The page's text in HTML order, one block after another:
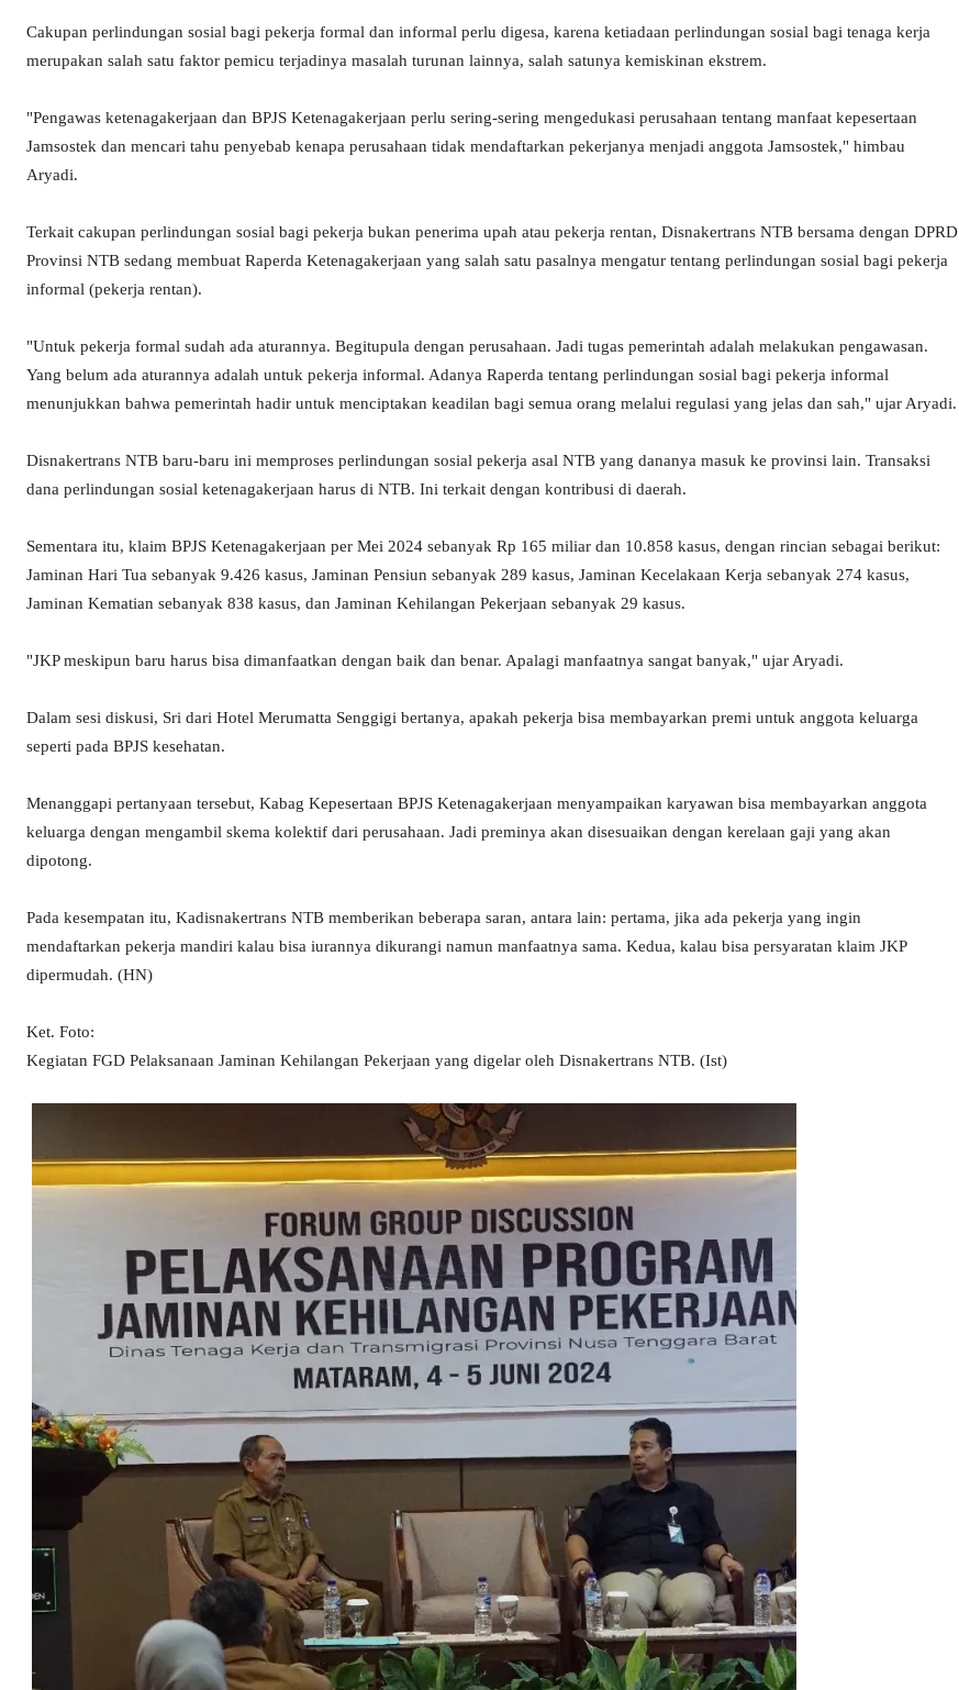
Cakupan perlindungan sosial bagi pekerja formal dan informal perlu digesa, karena ketiadaan perlindungan sosial bagi tenaga kerja
merupakan salah satu faktor pemicu terjadinya masalah turunan lainnya, salah satunya kemiskinan ekstrem.
"Pengawas ketenagakerjaan dan BPJS Ketenagakerjaan perlu sering-sering mengedukasi perusahaan tentang manfaat kepesertaan
Jamsostek dan mencari tahu penyebab kenapa perusahaan tidak mendaftarkan pekerjanya menjadi anggota Jamsostek," himbau
Aryadi.
Terkait cakupan perlindungan sosial bagi pekerja bukan penerima upah atau pekerja rentan, Disnakertrans NTB bersama dengan DPRD
Provinsi NTB sedang membuat Raperda Ketenagakerjaan yang salah satu pasalnya mengatur tentang perlindungan sosial bagi pekerja
informal (pekerja rentan).
"Untuk pekerja formal sudah ada aturannya. Begitupula dengan perusahaan. Jadi tugas pemerintah adalah melakukan pengawasan.
Yang belum ada aturannya adalah untuk pekerja informal. Adanya Raperda tentang perlindungan sosial bagi pekerja informal
menunjukkan bahwa pemerintah hadir untuk menciptakan keadilan bagi semua orang melalui regulasi yang jelas dan sah," ujar Aryadi.
Disnakertrans NTB baru-baru ini memproses perlindungan sosial pekerja asal NTB yang dananya masuk ke provinsi lain. Transaksi
dana perlindungan sosial ketenagakerjaan harus di NTB. Ini terkait dengan kontribusi di daerah.
Sementara itu, klaim BPJS Ketenagakerjaan per Mei 2024 sebanyak Rp 165 miliar dan 10.858 kasus, dengan rincian sebagai berikut:
Jaminan Hari Tua sebanyak 9.426 kasus, Jaminan Pensiun sebanyak 289 kasus, Jaminan Kecelakaan Kerja sebanyak 274 kasus,
Jaminan Kematian sebanyak 838 kasus, dan Jaminan Kehilangan Pekerjaan sebanyak 29 kasus.
"JKP meskipun baru harus bisa dimanfaatkan dengan baik dan benar. Apalagi manfaatnya sangat banyak," ujar Aryadi.
Dalam sesi diskusi, Sri dari Hotel Merumatta Senggigi bertanya, apakah pekerja bisa membayarkan premi untuk anggota keluarga
seperti pada BPJS kesehatan.
Menanggapi pertanyaan tersebut, Kabag Kepesertaan BPJS Ketenagakerjaan menyampaikan karyawan bisa membayarkan anggota
keluarga dengan mengambil skema kolektif dari perusahaan. Jadi preminya akan disesuaikan dengan kerelaan gaji yang akan
dipotong.
Pada kesempatan itu, Kadisnakertrans NTB memberikan beberapa saran, antara lain: pertama, jika ada pekerja yang ingin
mendaftarkan pekerja mandiri kalau bisa iurannya dikurangi namun manfaatnya sama. Kedua, kalau bisa persyaratan klaim JKP
dipermudah. (HN)
Ket. Foto:
Kegiatan FGD Pelaksanaan Jaminan Kehilangan Pekerjaan yang digelar oleh Disnakertrans NTB. (Ist)